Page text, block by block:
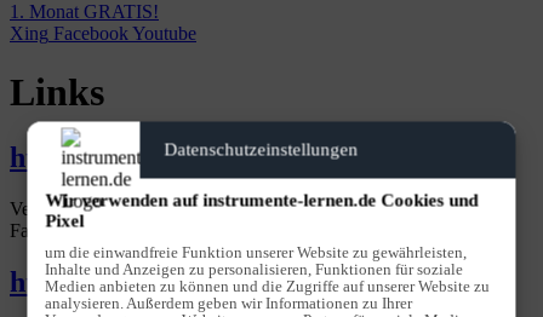
1. Monat GRATIS!
Xing Facebook Youtube
Links
https://www.musik-leipold.de
Verkauf von Instrumenten, Noten und Zubehör aller Art sowie
Fachwerkstatt für Handzuginstrumente.
https://www.piano-leisse.de
Datenschutzeinstellungen
Wir verwenden auf instrumente-lernen.de Cookies und
Pixel
um die einwandfreie Funktion unserer Website zu gewährleisten,
Inhalte und Anzeigen zu personalisieren, Funktionen für soziale
Medien anbieten zu können und die Zugriffe auf unserer Website zu
analysieren. Außerdem geben wir Informationen zu Ihrer